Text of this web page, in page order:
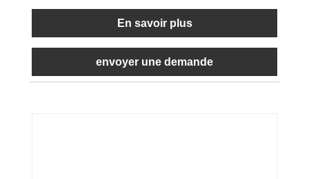
En savoir plus
envoyer une demande